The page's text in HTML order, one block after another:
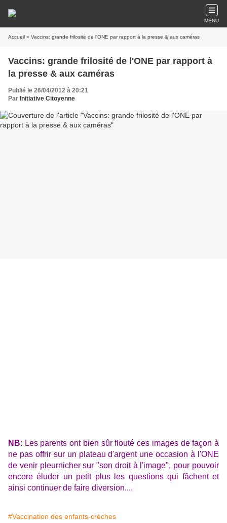
MENU
Accueil » Vaccins: grande frilosité de l'ONE par rapport à la presse & aux caméras
Vaccins: grande frilosité de l'ONE par rapport à
la presse & aux caméras
Publié le 26/04/2012 à 20:21
Par Initiative Citoyenne
NB: Les parents ont bien sûr flouté ces images de façon à
ne pas offrir sur un plateau d'argent une occasion à l'ONE
de venir pleurnicher sur "son droit à l'image", pour pouvoir
encore éluder un petit plus les questions qui fâchent et
ainsi continuer de faire diversion....
#Vaccination des enfants-crèches